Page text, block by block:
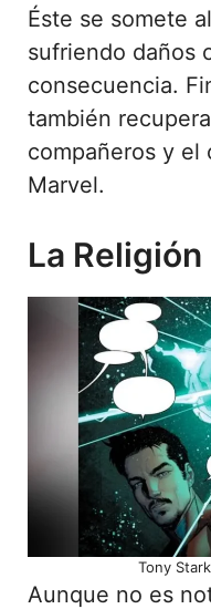
Éste se somete
sufriendo daños
consecuencia.
también
compañeros y el
Marvel.
La
Tony
Aunque no es